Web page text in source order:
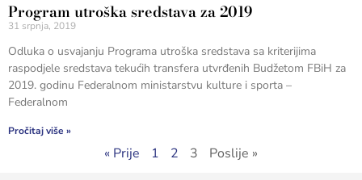
Program utroška sredstava za 2019
31 srpnja, 2019
Odluka o usvajanju Programa utroška sredstava sa kriterijima
raspodjele sredstava tekućih transfera utvrđenih Budžetom FBiH za
2019. godinu Federalnom ministarstvu kulture i sporta –
Federalnom
Pročitaj više »
« Prije 1 2 3 Poslije »